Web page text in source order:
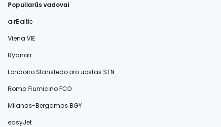
Populiarūs vadovai
airBaltic
Viena VIE
Ryanair
Londono Stanstedo oro uostas STN
Roma Fiumicino FCO
Milanas-Bergamas BGY
easyJet